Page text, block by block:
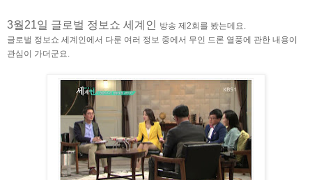
3월21일 글로벌 정보쇼 세계인 방송 제2회를 봤는데요.
글로벌 정보쇼 세계인에서 다룬 여러 정보 중에서 무인 드론 열풍에 관한 내용이
관심이 가더군요.